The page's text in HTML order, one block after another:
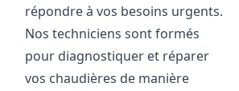
répondre à vos besoins urgents.
Nos techniciens sont formés
pour diagnostiquer et réparer
vos chaudières de manière